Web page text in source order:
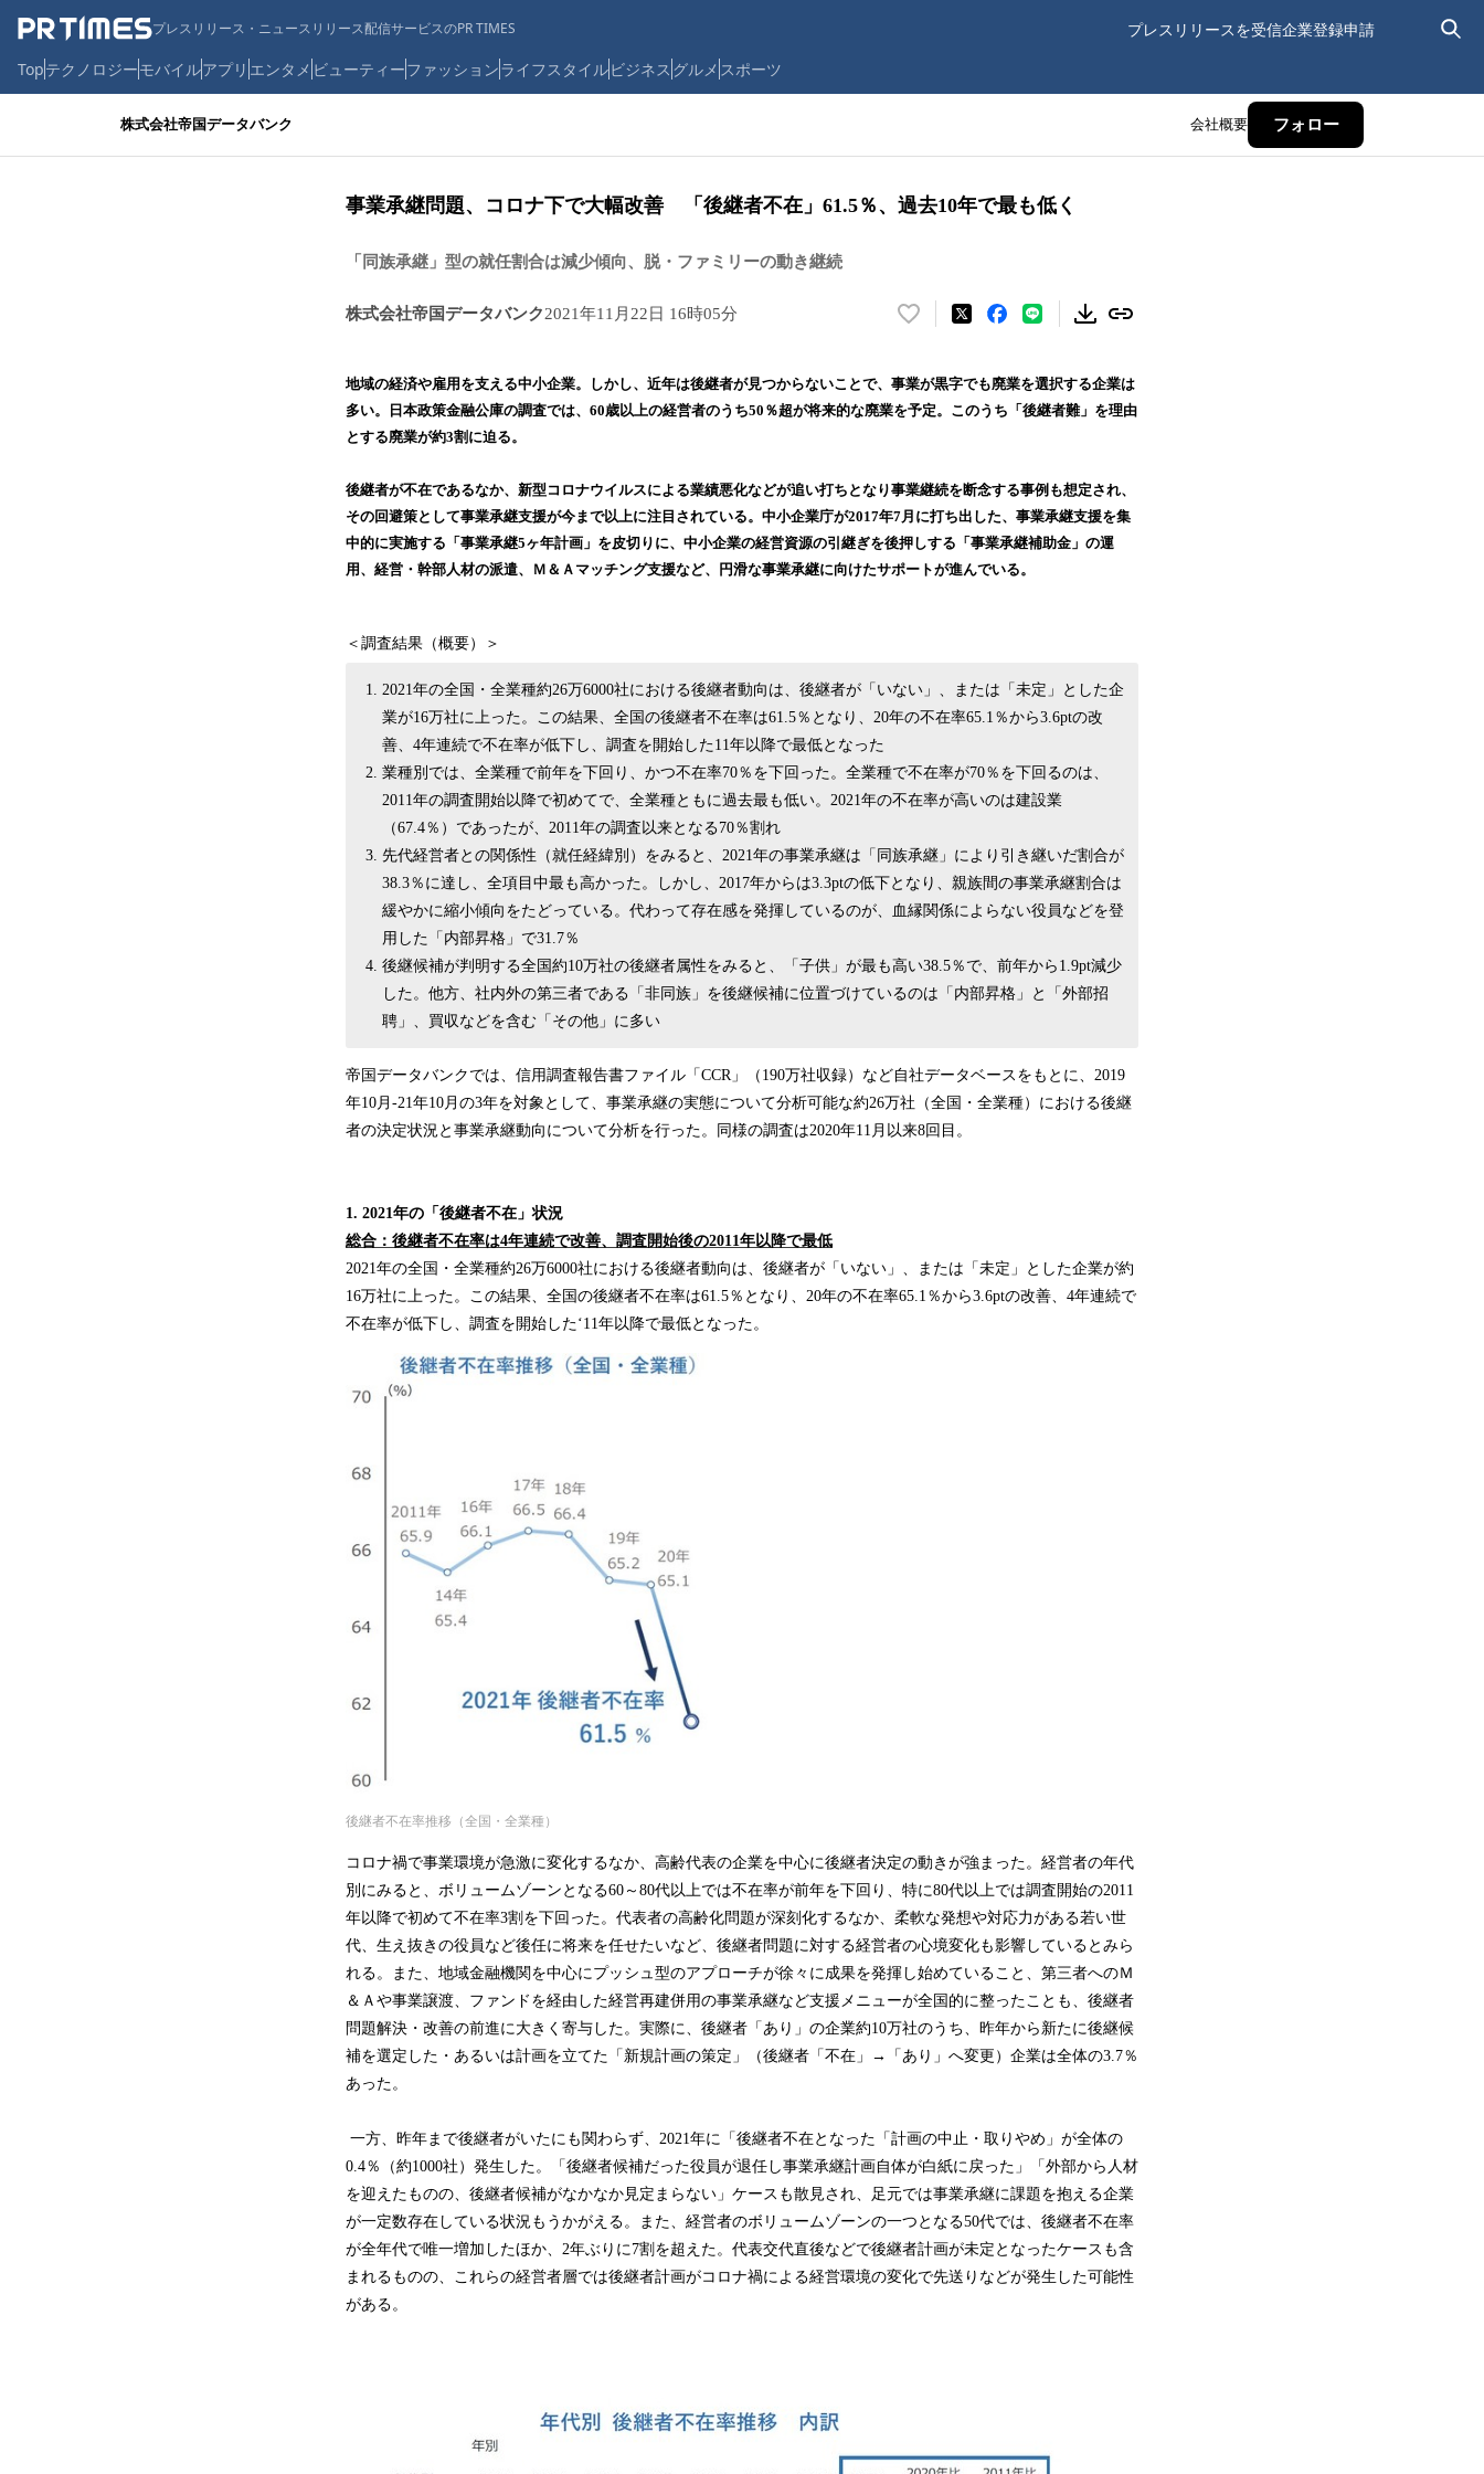
プレスリリース・ニュースリリース配信サービスのPR TIMES プレスリリースを受信企業登録申請
Topテクノロジーモバイルアプリ エンタメ ビューティーファッションライフスタイルビジネス グルメ スポーツ
株式会社帝国データバンク 会社概要 フォロー
事業承継問題、コロナ下で大幅改善 「後継者不在」61.5％、過去10年で最も低く
「同族承継」型の就任割合は減少傾向、脱・ファミリーの動き継続
株式会社帝国データバンク2021年11月22日 16時05分
い
！
数
み
込
み
中
で
地域の経済や雇用を支える中小企業。しかし、近年は後継者が見つからないことで、事業が黒字でも廃業を選択する企業は
多い。日本政策金融公庫の調査では、60歳以上の経営者のうち50％超が将来的な廃業を予定。このうち「後継者難」を理由
とする廃業が約3割に迫る。
後継者が不在であるなか、新型コロナウイルスによる業績悪化などが追い打ちとなり事業継続を断念する事例も想定され、
その回避策として事業承継支援が今まで以上に注目されている。中小企業庁が2017年7月に打ち出した、事業承継支援を集
中的に実施する「事業承継5ヶ年計画」を皮切りに、中小企業の経営資源の引継ぎを後押しする「事業承継補助金」の運
用、経営・幹部人材の派遣、Ｍ＆Ａマッチング支援など、円滑な事業承継に向けたサポートが進んでいる。
＜調査結果（概要）＞
2021年の全国・全業種約26万6000社における後継者動向は、後継者が「いない」、または「未定」とした企
業が16万社に上った。この結果、全国の後継者不在率は61.5％となり、20年の不在率65.1％から3.6ptの改
善、4年連続で不在率が低下し、調査を開始した11年以降で最低となった
業種別では、全業種で前年を下回り、かつ不在率70％を下回った。全業種で不在率が70％を下回るのは、
2011年の調査開始以降で初めてで、全業種ともに過去最も低い。2021年の不在率が高いのは建設業
（67.4％）であったが、2011年の調査以来となる70％割れ
先代経営者との関係性（就任経緯別）をみると、2021年の事業承継は「同族承継」により引き継いだ割合が
38.3％に達し、全項目中最も高かった。しかし、2017年からは3.3ptの低下となり、親族間の事業承継割合は
緩やかに縮小傾向をたどっている。代わって存在感を発揮しているのが、血縁関係によらない役員などを登
用した「内部昇格」で31.7％
後継候補が判明する全国約10万社の後継者属性をみると、「子供」が最も高い38.5％で、前年から1.9pt減少
した。他方、社内外の第三者である「非同族」を後継候補に位置づけているのは「内部昇格」と「外部招
聘」、買収などを含む「その他」に多い
帝国データバンクでは、信用調査報告書ファイル「CCR」（190万社収録）など自社データベースをもとに、2019
年10月-21年10月の3年を対象として、事業承継の実態について分析可能な約26万社（全国・全業種）における後継
者の決定状況と事業承継動向について分析を行った。同様の調査は2020年11月以来8回目。
1. 2021年の「後継者不在」状況
総合：後継者不在率は4年連続で改善、調査開始後の2011年以降で最低
2021年の全国・全業種約26万6000社における後継者動向は、後継者が「いない」、または「未定」とした企業が約
16万社に上った。この結果、全国の後継者不在率は61.5％となり、20年の不在率65.1％から3.6ptの改善、4年連続で
不在率が低下し、調査を開始した‘11年以降で最低となった。
後継者不在率推移（全国・全業種）
コロナ禍で事業環境が急激に変化するなか、高齢代表の企業を中心に後継者決定の動きが強まった。経営者の年代
別にみると、ボリュームゾーンとなる60～80代以上では不在率が前年を下回り、特に80代以上では調査開始の2011
年以降で初めて不在率3割を下回った。代表者の高齢化問題が深刻化するなか、柔軟な発想や対応力がある若い世
代、生え抜きの役員など後任に将来を任せたいなど、後継者問題に対する経営者の心境変化も影響しているとみら
れる。また、地域金融機関を中心にプッシュ型のアプローチが徐々に成果を発揮し始めていること、第三者へのＭ
＆Ａや事業譲渡、ファンドを経由した経営再建併用の事業承継など支援メニューが全国的に整ったことも、後継者
問題解決・改善の前進に大きく寄与した。実際に、後継者「あり」の企業約10万社のうち、昨年から新たに後継候
補を選定した・あるいは計画を立てた「新規計画の策定」（後継者「不在」→「あり」へ変更）企業は全体の3.7％
あった。
一方、昨年まで後継者がいたにも関わらず、2021年に「後継者不在となった「計画の中止・取りやめ」が全体の
0.4％（約1000社）発生した。「後継者候補だった役員が退任し事業承継計画自体が白紙に戻った」「外部から人材
を迎えたものの、後継者候補がなかなか見定まらない」ケースも散見され、足元では事業承継に課題を抱える企業
が一定数存在している状況もうかがえる。また、経営者のボリュームゾーンの一つとなる50代では、後継者不在率
が全年代で唯一増加したほか、2年ぶりに7割を超えた。代表交代直後などで後継者計画が未定となったケースも含
まれるものの、これらの経営者層では後継者計画がコロナ禍による経営環境の変化で先送りなどが発生した可能性
がある。